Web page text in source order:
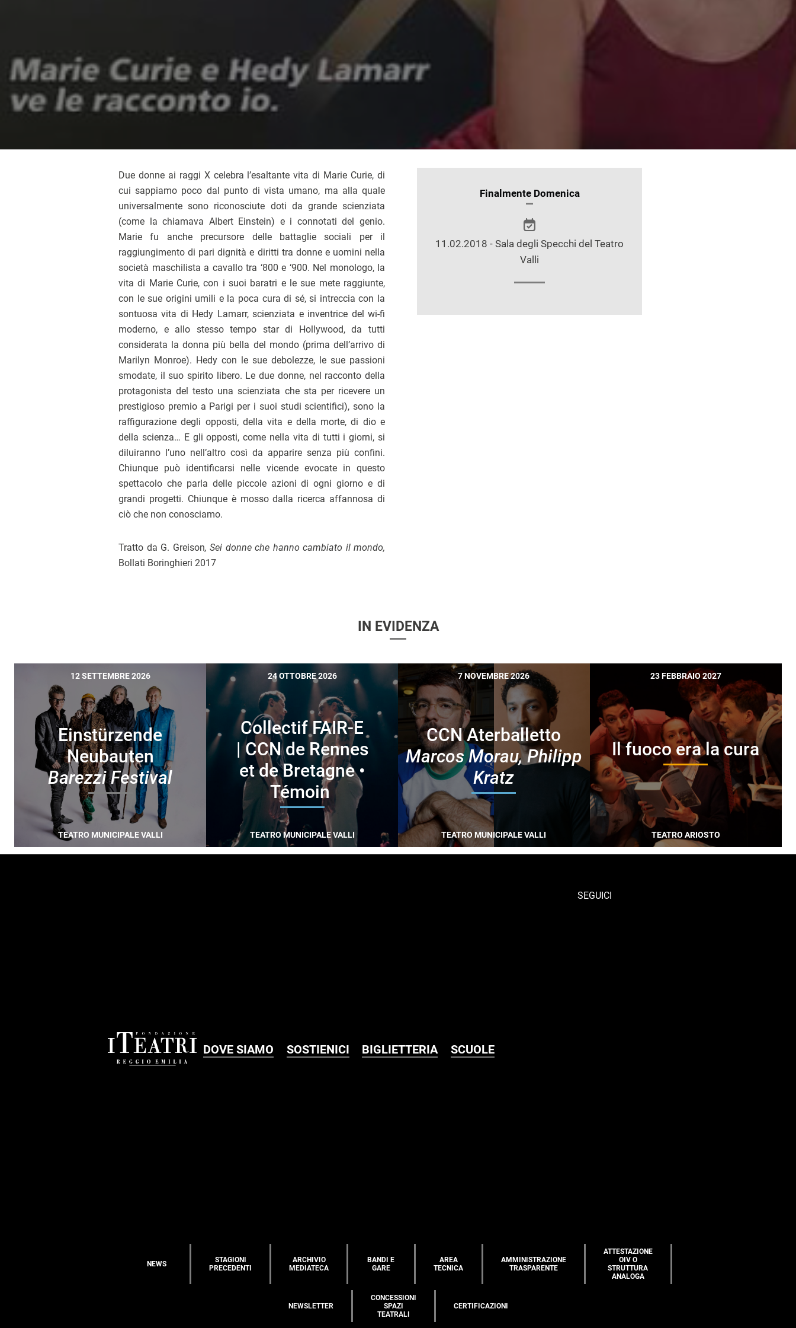
Due donne ai raggi X celebra l’esaltante vita di Marie Curie, di
cui sappiamo poco dal punto di vista umano, ma alla quale
universalmente sono riconosciute doti da grande scienziata
(come la chiamava Albert Einstein) e i connotati del genio.
Marie fu anche precursore delle battaglie sociali per il
raggiungimento di pari dignità e diritti tra donne e uomini nella
società maschilista a cavallo tra ‘800 e ‘900. Nel monologo, la
vita di Marie Curie, con i suoi baratri e le sue mete raggiunte,
con le sue origini umili e la poca cura di sé, si intreccia con la
sontuosa vita di Hedy Lamarr, scienziata e inventrice del wi-fi
moderno, e allo stesso tempo star di Hollywood, da tutti
considerata la donna più bella del mondo (prima dell’arrivo di
Marilyn Monroe). Hedy con le sue debolezze, le sue passioni
smodate, il suo spirito libero. Le due donne, nel racconto della
protagonista del testo una scienziata che sta per ricevere un
prestigioso premio a Parigi per i suoi studi scientifici), sono la
raffigurazione degli opposti, della vita e della morte, di dio e
della scienza… E gli opposti, come nella vita di tutti i giorni, si
diluiranno l’uno nell’altro così da apparire senza più confini.
Chiunque può identificarsi nelle vicende evocate in questo
spettacolo che parla delle piccole azioni di ogni giorno e di
grandi progetti. Chiunque è mosso dalla ricerca affannosa di
ciò che non conosciamo.
Tratto da G. Greison, Sei donne che hanno cambiato il mondo,
Bollati Boringhieri 2017
INFORMAZIONI
Finalmente Domenica
11.02.2018 - Sala degli Specchi del Teatro
Valli
IN EVIDENZA
12 SETTEMBRE 2026
Einstürzende
Neubauten
Barezzi Festival
TEATRO MUNICIPALE VALLI
24 OTTOBRE 2026
Collectif FAIR-E
| CCN de Rennes
et de Bretagne •
Témoin
TEATRO MUNICIPALE VALLI
7 NOVEMBRE 2026
CCN Aterballetto
Marcos Morau, Philipp
Kratz
TEATRO MUNICIPALE VALLI
23 FEBBRAIO 2027
Il fuoco era la cura
TEATRO ARIOSTO
DOVE SIAMO SOSTIENICI BIGLIETTERIA SCUOLE
SEGUICI
NEWS
STAGIONI
PRECEDENTI
ARCHIVIO
MEDIATECA
BANDI E
GARE
AREA
TECNICA
AMMINISTRAZIONE
TRASPARENTE
ATTESTAZIONE
OIV O
STRUTTURA
ANALOGA
NEWSLETTER
CONCESSIONI
SPAZI
TEATRALI
CERTIFICAZIONI